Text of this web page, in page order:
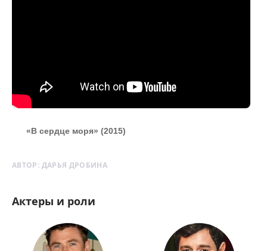
«В сердце моря» (2015)
АВТОР: ДАРЬЯ ДРОБИНА
Актеры и роли